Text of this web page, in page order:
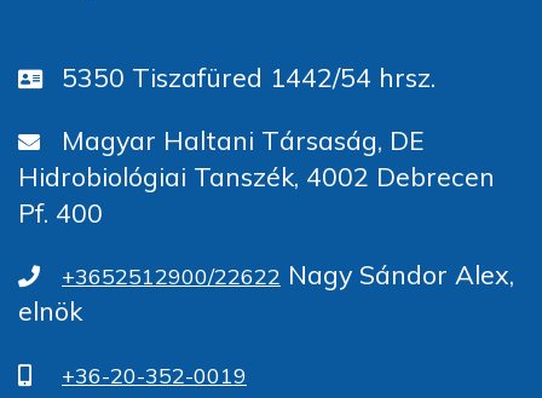
5350 Tiszafüred 1442/54 hrsz.
Magyar Haltani Társaság, DE
Hidrobiológiai Tanszék, 4002 Debrecen
Pf. 400
+3652512900/22622 Nagy Sándor Alex,
elnök
+36-20-352-0019